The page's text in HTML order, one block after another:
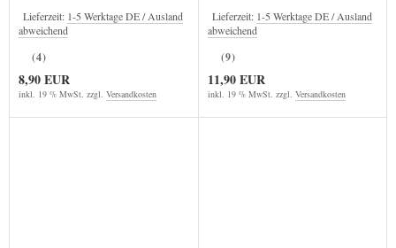
Lieferzeit: 1-5 Werktage DE / Ausland
abweichend
(4)
8,90 EUR
inkl. 19 % MwSt. zzgl. Versandkosten
Lieferzeit: 1-5 Werktage DE / Ausland
abweichend
(9)
11,90 EUR
inkl. 19 % MwSt. zzgl. Versandkosten